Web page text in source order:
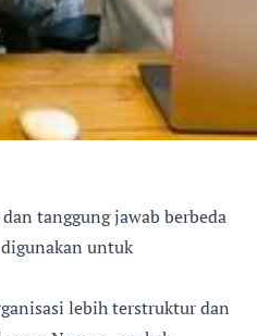
tanggung jawab berbeda
untuk
lebih terstruktur dan